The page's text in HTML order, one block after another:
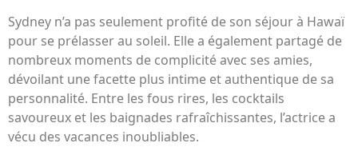
Sydney n’a pas seulement profité de son séjour à Hawaï
pour se prélasser au soleil. Elle a également partagé de
nombreux moments de complicité avec ses amies,
dévoilant une facette plus intime et authentique de sa
personnalité. Entre les fous rires, les cocktails
savoureux et les baignades rafraîchissantes, l’actrice a
vécu des vacances inoubliables.